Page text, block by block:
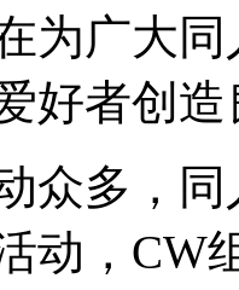
为广大
好者创
多，同
动，CW